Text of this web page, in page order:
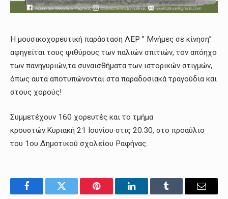
Η μουσικοχορευτική παράσταση ΛΕΡ ” Μνήμες σε κίνηση”
αφηγείται τους ψιθύρους των παλιών σπιτιών, τον απόηχο
των πανηγυριών,τα συναισθήματα των ιστορικών στιγμών,
όπως αυτά αποτυπώνονται στα παραδοσιακά τραγούδια και
στους χορούς!
Συμμετέχουν 160 χορευτές και το τμήμα
κρουστών.Κυριακή 21 Ιουνίου στις 20.30, στο προαύλιο
του 1ου Δημοτικού σχολείου Ραφήνας.
FacebookTwitter Pinterest LinkedInTumblr Email